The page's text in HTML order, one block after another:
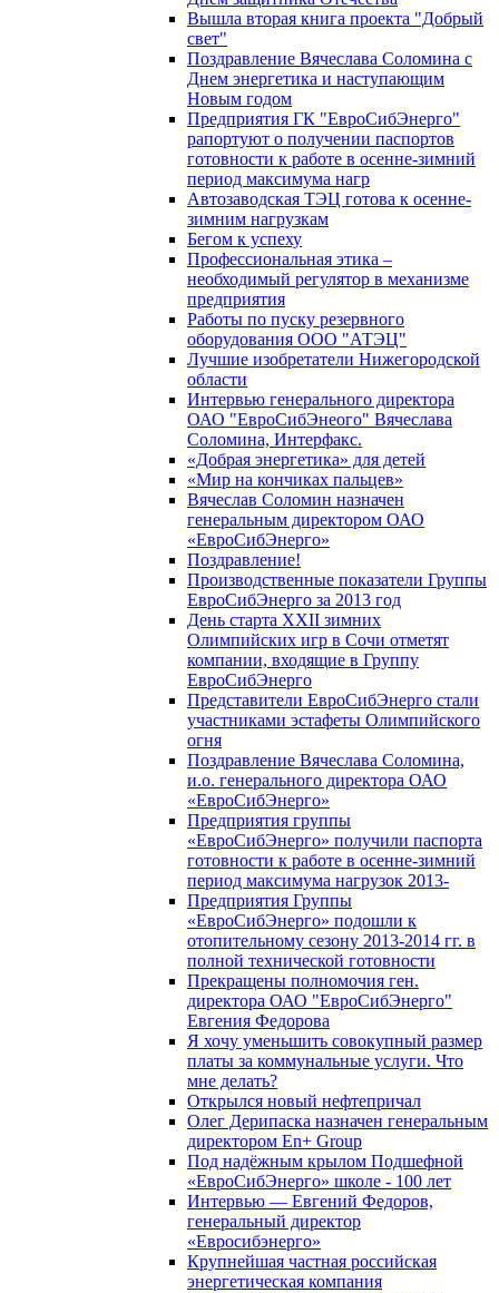
Вышла вторая книга проекта "Добрый
свет"
Поздравление Вячеслава Соломина с
Днем энергетика и наступающим
Новым годом
Предприятия ГК "ЕвроСибЭнерго"
рапортуют о получении паспортов
готовности к работе в осенне-зимний
период максимума нагр
Автозаводская ТЭЦ готова к осенне-
зимним нагрузкам
Бегом к успеху
Профессиональная этика –
необходимый регулятор в механизме
предприятия
Работы по пуску резервного
оборудования ООО "АТЭЦ"
Лучшие изобретатели Нижегородской
области
Интервью генерального директора
ОАО "ЕвроСибЭнеого" Вячеслава
Соломина, Интерфакс.
«Добрая энергетика» для детей
«Мир на кончиках пальцев»
Вячеслав Соломин назначен
генеральным директором ОАО
«ЕвроСибЭнерго»
Поздравление!
Производственные показатели Группы
ЕвроСибЭнерго за 2013 год
День старта XXII зимних
Олимпийских игр в Сочи отметят
компании, входящие в Группу
ЕвроСибЭнерго
Представители ЕвроСибЭнерго стали
участниками эстафеты Олимпийского
огня
Поздравление Вячеслава Соломина,
и.о. генерального директора ОАО
«ЕвроСибЭнерго»
Предприятия группы
«ЕвроСибЭнерго» получили паспорта
готовности к работе в осенне-зимний
период максимума нагрузок 2013-
Предприятия Группы
«ЕвроСибЭнерго» подошли к
отопительному сезону 2013-2014 гг. в
полной технической готовности
Прекращены полномочия ген.
директора ОАО "ЕвроСибЭнерго"
Евгения Федорова
Я хочу уменьшить совокупный размер
платы за коммунальные услуги. Что
мне делать?
Открылся новый нефтепричал
Олег Дерипаска назначен генеральным
директором En+ Group
Под надёжным крылом Подшефной
«ЕвроСибЭнерго» школе - 100 лет
Интервью — Евгений Федоров,
генеральный директор
«Евросибэнерго»
Крупнейшая частная российская
энергетическая компания